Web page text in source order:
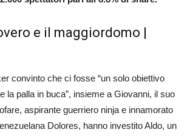
e il maggiordomo |
convinto che ci fosse “un solo obiettivo
la palla in buca”, insieme a Giovanni, il suo
aspirante guerriero ninja e innamorato
Dolores, hanno investito Aldo, un